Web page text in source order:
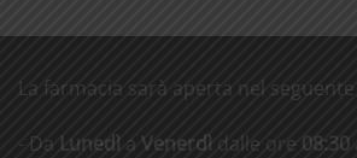
La farmacia sarà aperta nel
- Da Lunedì a Venerdì dalle ore 08:30